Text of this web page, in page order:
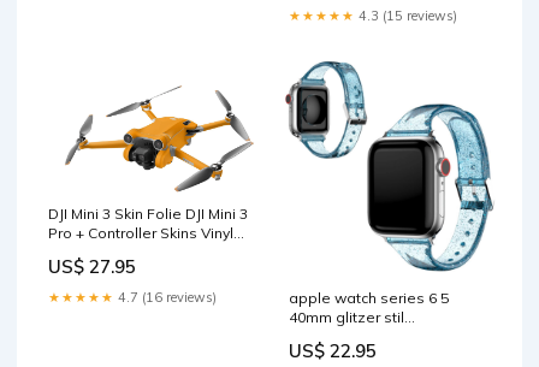
★★★★★ 4.3 (15 reviews)
DJI Mini 3 Skin Folie DJI Mini 3
Pro + Controller Skins Vinyl
Orange Wie viele Akku Skins
möchtest Du insgesamt?:6
Stück - Aufpreis 10€
US$ 27.95
★★★★★ 4.7 (16 reviews)
apple watch series 6 5
40mm glitzer stil
lcw01 80 054 6
US$ 22.95